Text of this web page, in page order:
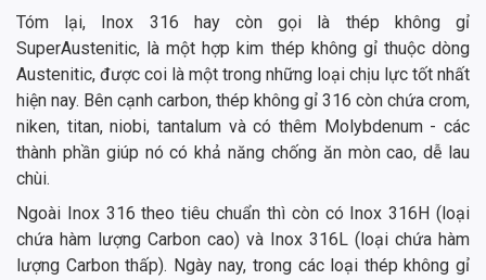
Tóm lại, Inox 316 hay còn gọi là thép không gỉ
SuperAustenitic, là một hợp kim thép không gỉ thuộc dòng
Austenitic, được coi là một trong những loại chịu lực tốt nhất
hiện nay. Bên cạnh carbon, thép không gỉ 316 còn chứa crom,
niken, titan, niobi, tantalum và có thêm Molybdenum - các
thành phần giúp nó có khả năng chống ăn mòn cao, dễ lau
chùi.
Ngoài Inox 316 theo tiêu chuẩn thì còn có Inox 316H (loại
chứa hàm lượng Carbon cao) và Inox 316L (loại chứa hàm
lượng Carbon thấp). Ngày nay, trong các loại thép không gỉ